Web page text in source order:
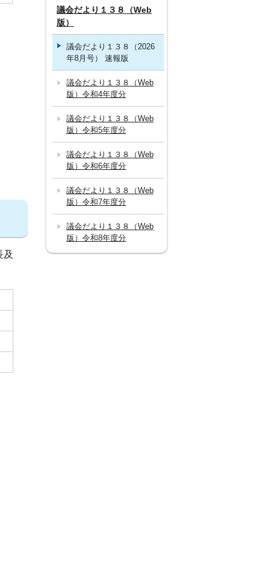
及
議会だより１３８（Web
版）
議会だより１３８（2026
年8月号） 速報版
議会だより１３８（Web
版）令和4年度分
議会だより１３８（Web
版）令和5年度分
議会だより１３８（Web
版）令和6年度分
議会だより１３８（Web
版）令和7年度分
議会だより１３８（Web
版）令和8年度分